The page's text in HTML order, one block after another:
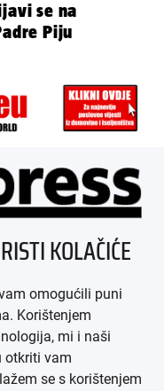
se na
Piju
KOLAČIĆE
omogućili puni
Korištenjem
mi i naši
otkriti vam
se s korištenjem